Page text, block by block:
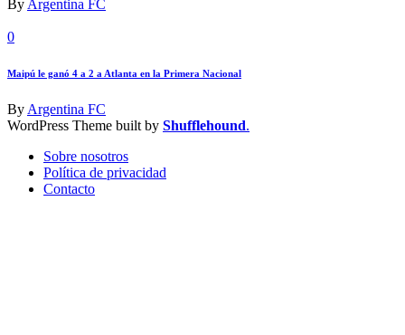
ByArgentina FC
0
Maipú le ganó 4 a 2 a Atlanta en la Primera Nacional
ByArgentina FC
WordPress Theme built by Shufflehound.
Sobre nosotros
Política de privacidad
Contacto